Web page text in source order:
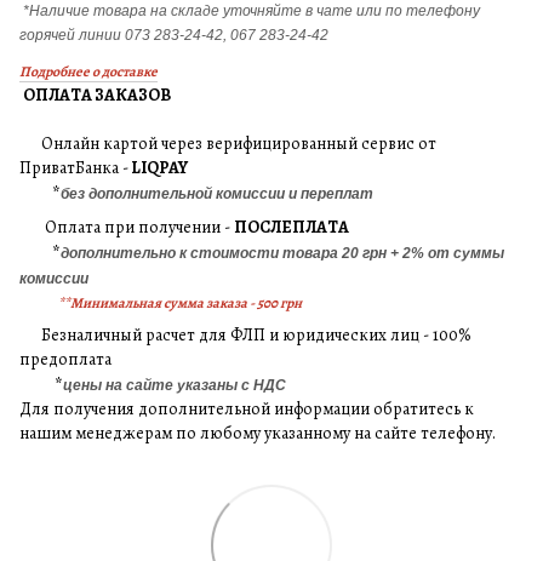
*Наличие товара на складе уточняйте в чате или по телефону
горячей линии 073 283-24-42, 067 283-24-42
Подробнее о доставке
ОПЛАТА ЗАКАЗОВ
Онлайн картой через верифицированный сервис от
ПриватБанка -LIQPAY
*без дополнительной комиссии и переплат
Оплата при получении - ПОСЛЕПЛАТА
*дополнительно к стоимости товара 20 грн + 2% от суммы
комиссии
**Минимальная сумма заказа - 500 грн
Безналичный расчет для ФЛП и юридических лиц - 100%
предоплата
*цены на сайте указаны с НДС
Для получения дополнительной информации обратитесь к
нашим менеджерам по любому указанному на сайте телефону.